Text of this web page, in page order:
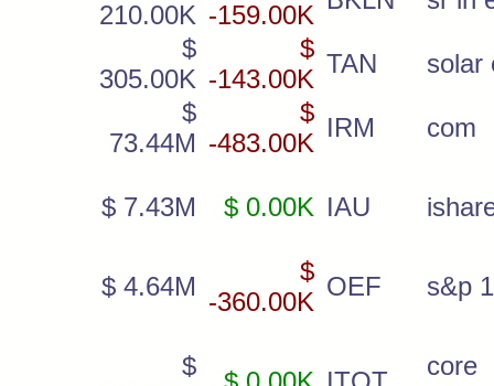
210.00K -159.00K
$
305.00K
$
-143.00K
TAN
solar
$
73.44M
$
-483.00K
IRM com
$ 7.43M $ 0.00K IAU
$ 4.64M
$
-360.00K
OEF s&p
$